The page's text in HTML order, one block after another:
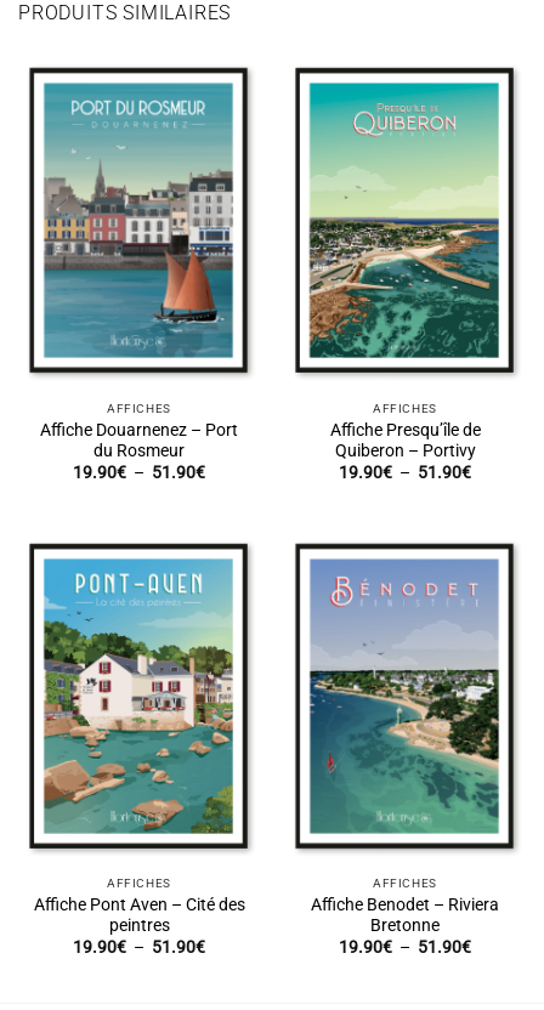
PRODUITS SIMILAIRES
AFFICHES
Affiche Douarnenez – Port
du Rosmeur
19.90€ – 51.90€Plage
51.90€
AFFICHES
Affiche Presqu’île de
Quiberon – Portivy
19.90€ – 51.90€Plage
51.90€
AFFICHES
Affiche Pont Aven – Cité des
peintres
19.90€ – 51.90€Plage
AFFICHES
Affiche Benodet – Riviera
Bretonne
19.90€ – 51.90€Plage